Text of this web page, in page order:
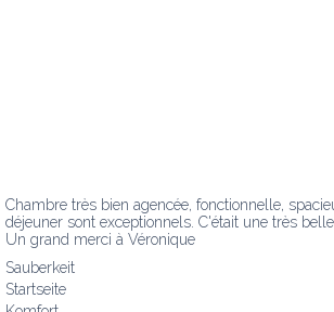
Chambre très bien agencée, fonctionnelle,
déjeuner sont exceptionnels. C'était une très
Un grand merci à Véronique
Sauberkeit
Startseite